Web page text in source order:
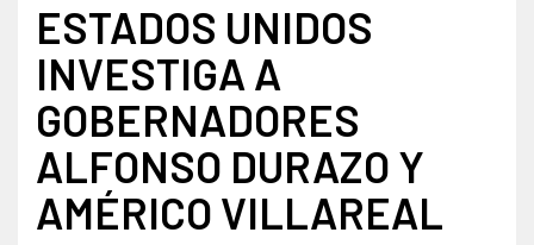
ESTADOS UNIDOS
INVESTIGA A
GOBERNADORES
ALFONSO DURAZO Y
AMÉRICO VILLAREAL